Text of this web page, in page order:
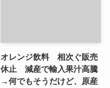
オレンジ飲料 相次ぐ販売
休止 減産で輸入果汁高騰
→何でもそうだけど、原産